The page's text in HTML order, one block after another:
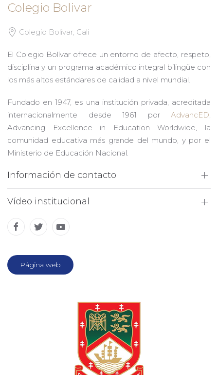
Colegio Bolivar
Colegio Bolivar, Cali
El Colegio Bolívar ofrece un entorno de afecto, respeto,
disciplina y un programa académico integral bilingüe con
los más altos estándares de calidad a nivel mundial.
Fundado en 1947, es una institución privada, acreditada
internacionalmente desde 1961 por AdvancED,
Advancing Excellence in Education Worldwide, la
comunidad educativa más grande del mundo, y por el
Ministerio de Educación Nacional.
Información de contacto
Vídeo institucional
Página web